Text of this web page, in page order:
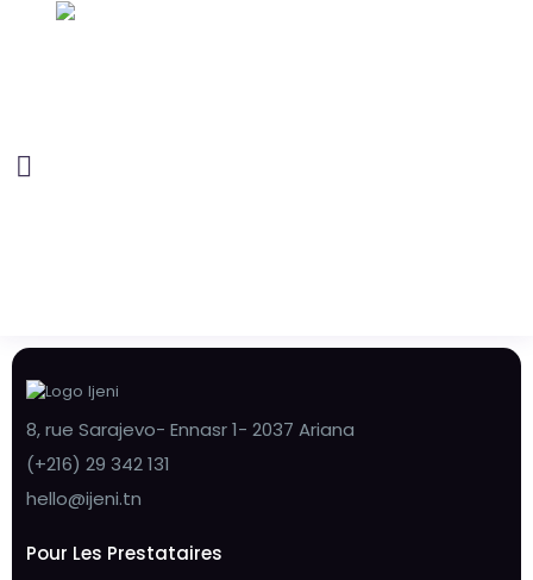
8, rue Sarajevo- Ennasr 1- 2037 Ariana
(+216) 29 342 131
hello@ijeni.tn
Pour Les Prestataires